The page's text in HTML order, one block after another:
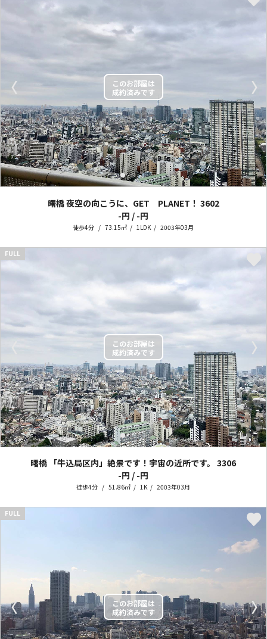
〈 〉
曙橋 夜空の向こうに、GET PLANET！ 3602
-円 / -円
徒歩4分 73.15㎡ 1LDK 2003年03月
〉
FULL
曙橋 「牛込局区内」絶景です！宇宙の近所です。 3306
-円 / -円
徒歩4分 51.86㎡ 1K 2003年03月
〈 〉
FULL